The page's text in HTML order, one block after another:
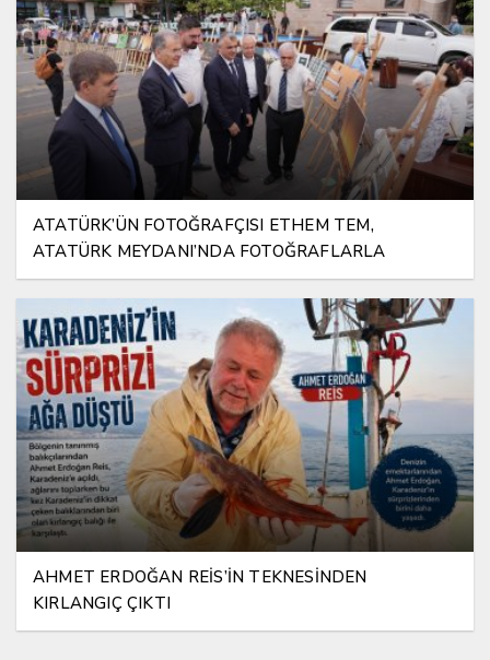
ATATÜRK’ÜN FOTOĞRAFÇISI ETHEM TEM,
ATATÜRK MEYDANI’NDA FOTOĞRAFLARLA
YAŞATILIYOR
AHMET ERDOĞAN REİS’İN TEKNESİNDEN
KIRLANGIÇ ÇIKTI